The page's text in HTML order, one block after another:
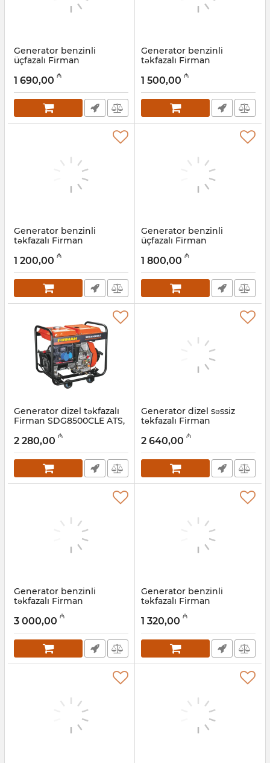
Generator benzinli
üçfazalı Firman
Artikul: 022001008
1 690,00 ₼
Generator benzinli
təkfazalı Firman
Artikul: 022001007
1 500,00 ₼
Generator benzinli
təkfazalı Firman
Artikul: 022001006
1 200,00 ₼
Generator benzinli
üçfazalı Firman
Artikul: 022001005
1 800,00 ₼
Generator dizel təkfazalı
Firman SDG8500CLE ATS,
Artikul: 022001004
2 280,00 ₼
Generator dizel səssiz
təkfazalı Firman
Artikul: 022001003
2 640,00 ₼
Generator benzinli
təkfazalı Firman
Artikul: 022001002
3 000,00 ₼
Generator benzinli
təkfazalı Firman
Artikul: 022001001
1 320,00 ₼